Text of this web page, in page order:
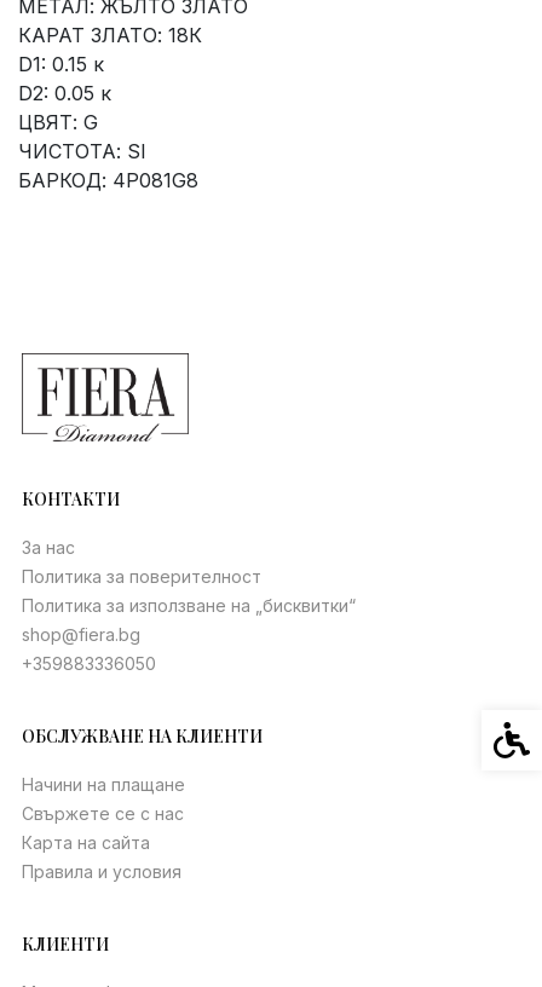
МЕТАЛ: ЖЪЛТО ЗЛАТО
КАРАТ ЗЛАТО: 18К
D1: 0.15 к
D2: 0.05 к
ЦВЯТ: G
ЧИСТОТА: SI
БАРКОД: 4P081G8
КОНТАКТИ
За нас
Политика за поверителност
Политика за използване на „бисквитки“
shop@fiera.bg
+359883336050
ОБСЛУЖВАНЕ НА КЛИЕНТИ
Начини на плащане
Свържете се с нас
Карта на сайта
Правила и условия
КЛИЕНТИ